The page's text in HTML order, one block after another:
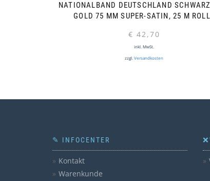
NATIONALBAND DEUTSCHLAND
GOLD 75 MM SUPER-SATIN, 25 M
€ 42,70
inkl. MwSt.
zzgl.Versandkosten
✎ INFOCENTER
Kontakt
Warenkunde